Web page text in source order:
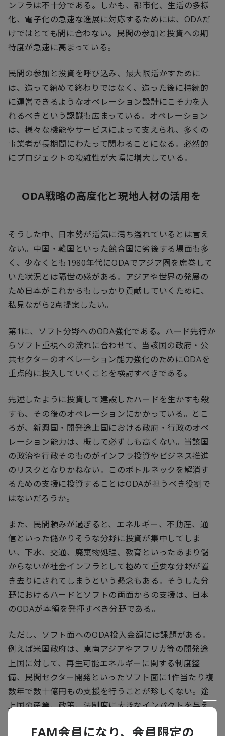
ンフラは不十分である。しかも、都市化、生活の多様
化、電子化の急速な進展に対応するためには、 ODAだ
けではとても間に合わない。民間の参加と投資への期
待度が急速に高まっている。
民間の参加と投資を呼び込み、最大限活かすために
は、造って納めて終わりではなく、造った後に持続的
に運営できるようなオペレーション設計にこそ力を入
れるべきという認識も広まっている。オペレーション
は、様々な機能やサービスによって支えられ、多くの
事業者が長期間にわたって関わることになる。必然的
にプロジェクトの複雑性が大幅に増大している。
ODA戦略の高度化と現地人材の活用を
そうした中、日本勢が活気に満ち溢れているとは言え
ない。中国・韓国といった競合国に劣後する場面も多
く、少なくとも 1980年代にODAでアジア圏を席巻して
いた状況とは隔世の感がある。アジアや世界の発展の
ため日本がこれからもしっかり貢献していくために、
私見ながら2点提案したい。
第1 に、ソフト分野へのODA強化である。ハード先行か
らソフト重視への流れに合わせて、当該国の政府・公
共セクターのオペレーション能力強化のためにODAを
重点的に投入していくことを検討すべきである。
先述したように投資して建設したハードを生かすも殺
すも、その後のオペレーションにかかっている。とこ
ろが、新興国・開発途上国における政府・行政のオペ
レーション能力は、概して必ずしも高くない。当該国
の政治や行政そのものがインフラ投資やビジネス推進
のリスクとなりかねない。このボトルネックを解消す
るための支援に投資することはODAが担うべき役割で
はないだろうか。
また、民間頼みが過ぎると、エネルギー、不動産、通
信といった儲かりそうな分野に投資が集中してしま
い、下水、交通、廃棄物処理、教育といったあまり儲
からないが社会インフラとして極めて重要な分野が置
き去りにされてしまうという懸念もある。そうした分
野におけるハードとソフトの両面からの支援は、日本
のODAが本領を発揮すべき分野である。
ただし、ソフト面へのODA投入金額には課題がある。
例えば米国政府は、東南アジアやアフリカ等の開発途
上国に対して、再生可能エネルギーに関する制度整
備、民間セクター開発といったソフト面に1 件当たり複
数年で数十億円もの支援を行うことが珍しくない。途
上国の産業、政策、法制度に大きなインパクトを与え
スの強化につながっている。
FAM会員になり、会員限定の